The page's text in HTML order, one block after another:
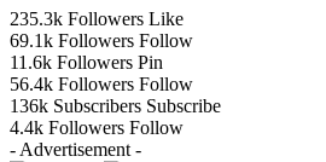
235.3k Followers Like
69.1k Followers Follow
11.6k Followers Pin
56.4k Followers Follow
136k Subscribers Subscribe
4.4k Followers Follow
- Advertisement -